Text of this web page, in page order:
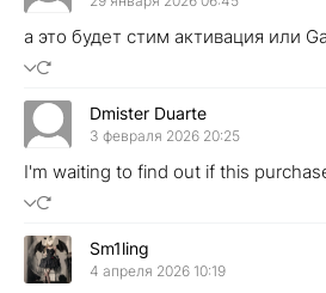
а это будет стим активация или
Dmister Duarte
3 февраля 2026 20:25
I'm waiting to find out if this
Sm1ling
4 апреля 2026 10:19